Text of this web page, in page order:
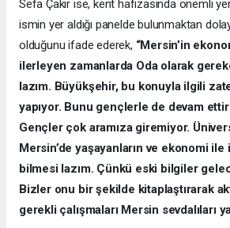
Sefa Çakır ise, kent hafızasında önemli
ismin yer aldığı panelde bulunmaktan
olduğunu ifade ederek, “Mersin’in
ilerleyen zamanlarda Oda olarak
lazım. Büyükşehir, bu konuyla ilgili
yapıyor. Bunu gençlerle de devam
Gençler çok aramıza giremiyor.
Mersin’de yaşayanların ve ekonomi ile
bilmesi lazım. Çünkü eski bilgiler
Bizler onu bir şekilde kitaplaştırarak
gerekli çalışmaları Mersin sevdalıları